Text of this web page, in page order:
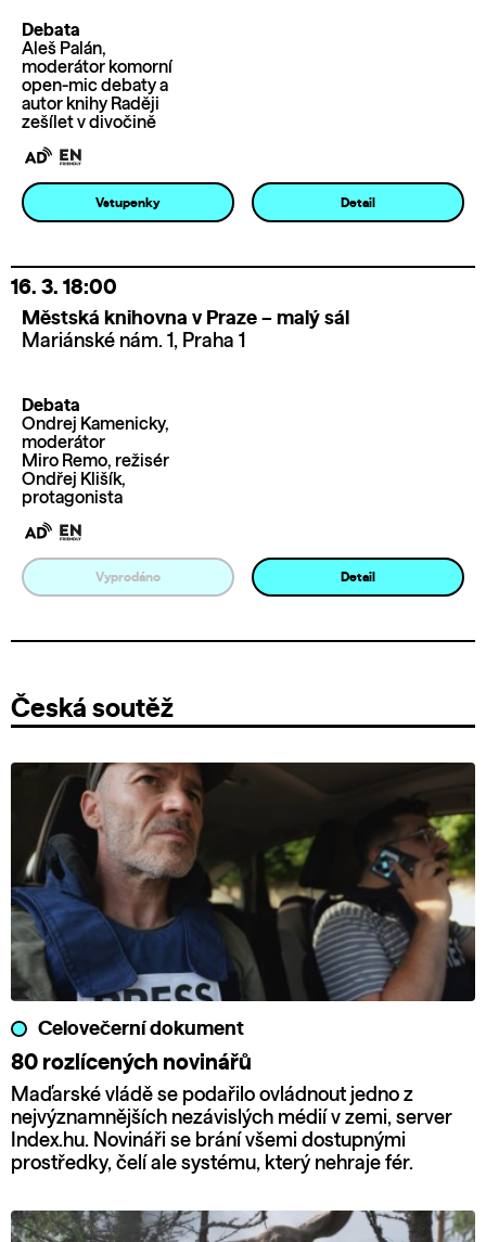
Debata
Aleš Palán,
moderátor komorní
open-mic debaty a
autor knihy Raději
zešílet v divočině
Vstupenky Detail
16. 3. 18:00
Městská knihovna v Praze – malý sál
Mariánské nám. 1, Praha 1
Debata
Ondrej Kamenicky,
moderátor
Miro Remo, režisér
Ondřej Klišík,
protagonista
Vyprodáno Detail
Česká soutěž
Celovečerní dokument
80 rozlícených novinářů
Maďarské vládě se podařilo ovládnout jedno z
nejvýznamnějších nezávislých médií v zemi, server
Index.hu. Novináři se brání všemi dostupnými
prostředky, čelí ale systému, který nehraje fér.